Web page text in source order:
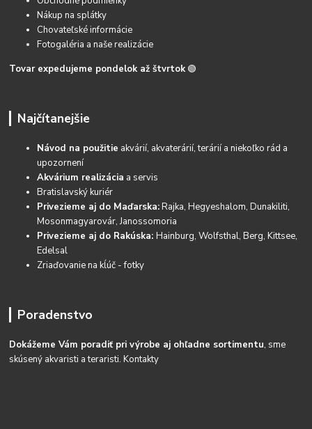
Nákup na splátky
Chovateľské informácie
Fotogaléria a naše realizácie
Tovar expedujeme pondelok až štvrtok 🟢
Najčítanejšie
Návod na použitie akvárií, akvaterárií, terárií a niekoľko rád a
upozornení
Akvárium realizácia a servis
Bratislavský kuriér
Privezieme aj do Maďarska:Rajka, Hegyeshalom, Dunakiliti,
Mosonmagyarovár, Janossomoria
Privezieme aj do Rakúska:Hainburg, Wolfsthal, Berg, Kittsee,
Edelsal
Zriaďovanie na kĺúč - fotky
Poradenstvo
Dokážeme Vám poradiť pri výrobe aj ohľadne sortimentu, sme
skúsený akvaristi a teraristi.Kontakty